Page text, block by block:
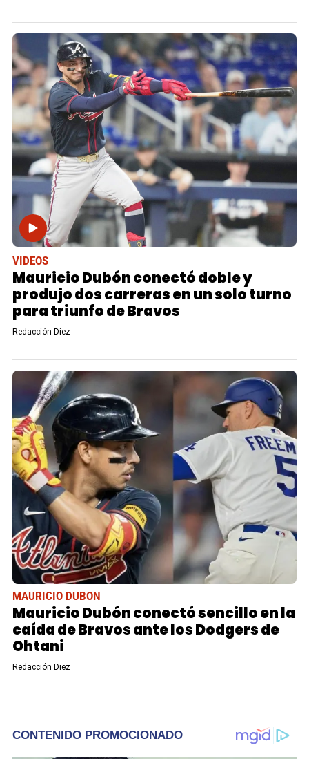
VIDEOS
Mauricio Dubón conectó doble y
produjo dos carreras en un solo turno
para triunfo de Bravos
Redacción Diez
MAURICIO DUBON
Mauricio Dubón conectó sencillo en la
caída de Bravos ante los Dodgers de
Ohtani
Redacción Diez